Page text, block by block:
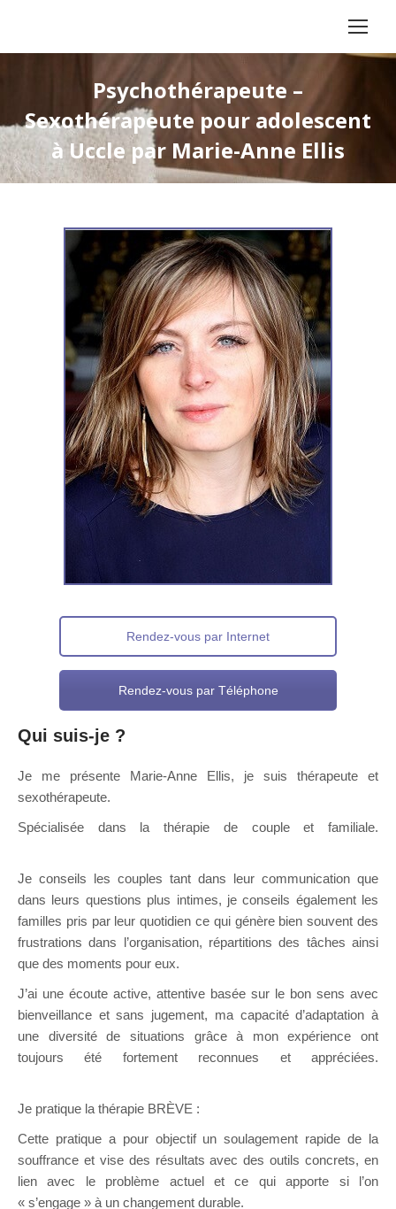
Psychothérapeute –
Sexothérapeute pour adolescent
à Uccle par Marie-Anne Ellis
Qui suis-je ?
Je me présente Marie-Anne Ellis, je suis thérapeute et
sexothérapeute.
Spécialisée dans la thérapie de couple et familiale.
Je conseils les couples tant dans leur communication que
dans leurs questions plus intimes, je conseils également les
familles pris par leur quotidien ce qui génère bien souvent des
frustrations dans l’organisation, répartitions des tâches ainsi
que des moments pour eux.
J’ai une écoute active, attentive basée sur le bon sens avec
bienveillance et sans jugement, ma capacité d’adaptation à
une diversité de situations grâce à mon expérience ont
toujours été fortement reconnues et appréciées.
Je pratique la thérapie BRÈVE :
Cette pratique a pour objectif un soulagement rapide de la
souffrance et vise des résultats avec des outils concrets, en
lien avec le problème actuel et ce qui apporte si l’on
« s’engage » à un changement durable.
Rendez-vous par Internet
Rendez-vous par Téléphone